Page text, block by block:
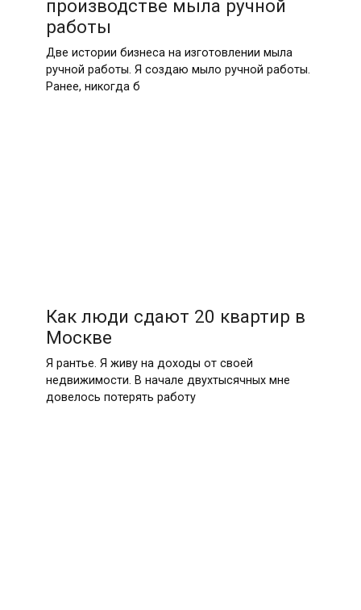
производстве мыла ручной
работы
Две истории бизнеса на изготовлении мыла
ручной работы. Я создаю мыло ручной работы.
Ранее, никогда б
Как люди сдают 20 квартир в
Москве
Я рантье. Я живу на доходы от своей
недвижимости. В начале двухтысячных мне
довелось потерять работу